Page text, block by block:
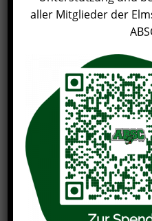
ABSC MEMBER T-
SHIRT
32,50€
aller Mitglieder der